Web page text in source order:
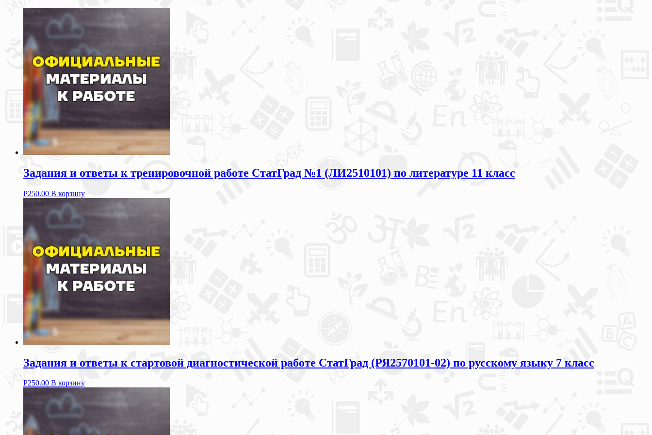
Задания и ответы к тренировочной работе СтатГрад №1 (ЛИ2510101) по литературе 11 класс
Р250.00 В корзину
Задания и ответы к стартовой диагностической работе СтатГрад (РЯ2570101-02) по русскому языку 7 класс
Р250.00 В корзину